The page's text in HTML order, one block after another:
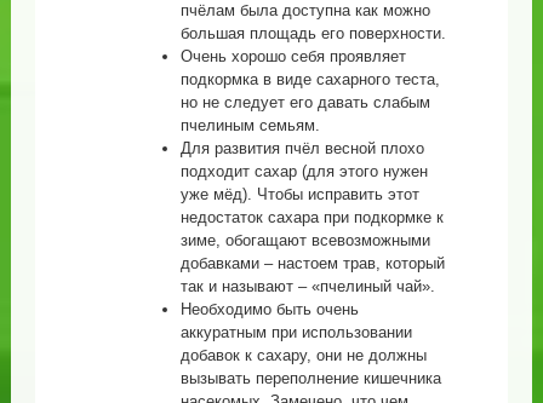
пчёлам была доступна как можно
большая площадь его поверхности.
Очень хорошо себя проявляет
подкормка в виде сахарного теста,
но не следует его давать слабым
пчелиным семьям.
Для развития пчёл весной плохо
подходит сахар (для этого нужен
уже мёд). Чтобы исправить этот
недостаток сахара при подкормке к
зиме, обогащают всевозможными
добавками – настоем трав, который
так и называют – «пчелиный чай».
Необходимо быть очень
аккуратным при использовании
добавок к сахару, они не должны
вызывать переполнение кишечника